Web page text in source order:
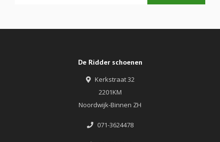
De Ridder schoenen
Kerkstraat 32
2201KM
Noordwijk-Binnen ZH
071-3624478